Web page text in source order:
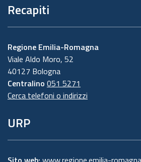
Recapiti
Regione Emilia-Romagna
Viale Aldo Moro, 52
40127 Bologna
Centralino 051 5271
Cerca telefoni o indirizzi
URP